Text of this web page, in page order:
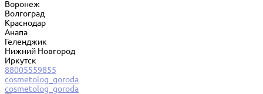
Воронеж
Волгоград
Краснодар
Анапа
Геленджик
Нижний Новгород
Иркутск
88005559855
cosmetolog_goroda
cosmetolog_goroda